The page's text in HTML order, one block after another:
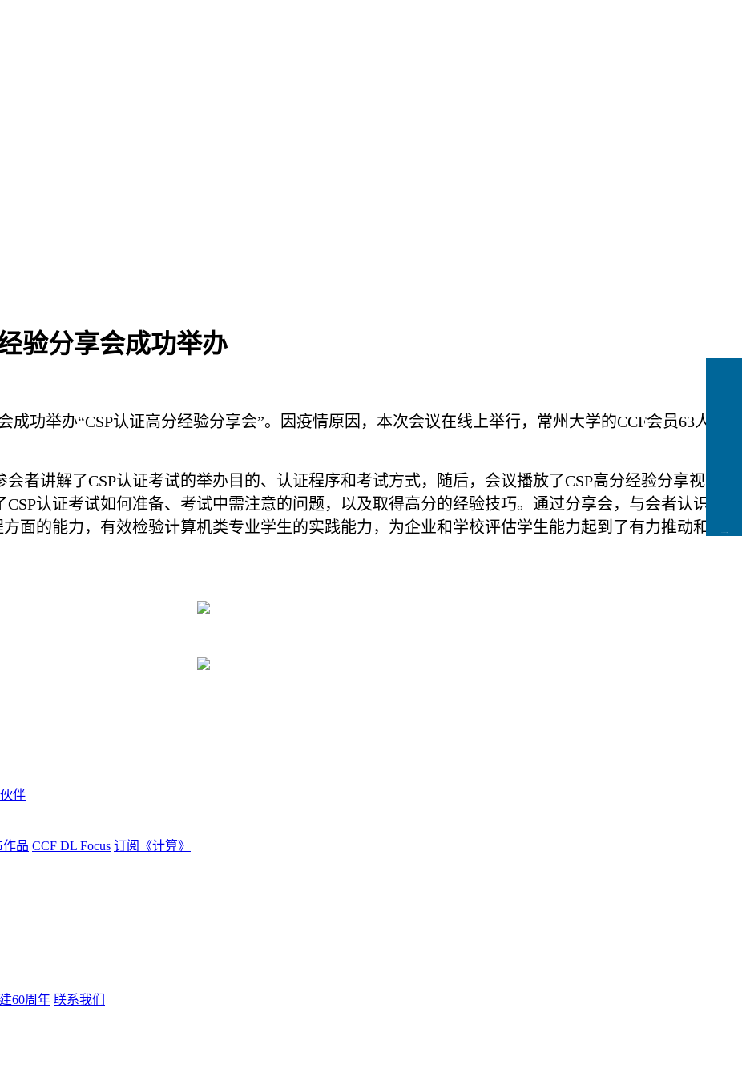
验分享会成功举办
成功举办“CSP认证高分经验分享会”。因疫情原因，本次会议在线上举行，常州大学的CCF会员63人参
会者讲解了CSP认证考试的举办目的、认证程序和考试方式，随后，会议播放了CSP高分经验分享视
认证考试如何准备、考试中需注意的问题，以及取得高分的经验技巧。通过分享会，与会者认识到
面的能力，有效检验计算机类专业学生的实践能力，为企业和学校评估学生能力起到了有力推动和评
伴
作品 CCF DL Focus 订阅《计算》
60周年 联系我们